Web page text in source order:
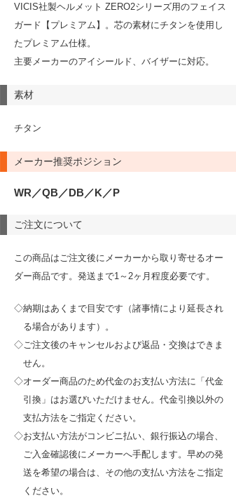
VICIS社製ヘルメット ZERO2シリーズ用のフェイス
ガード【プレミアム】。芯の素材にチタンを使用し
たプレミアム仕様。
主要メーカーのアイシールド、バイザーに対応。
素材
チタン
メーカー推奨ポジション
WR／QB／DB／K／P
ご注文について
この商品はご注文後にメーカーから取り寄せるオー
ダー商品です。発送まで1～2ヶ月程度必要です。
◇納期はあくまで目安です（諸事情により延長され
る場合があります）。
◇ご注文後のキャンセルおよび返品・交換はできま
せん。
◇オーダー商品のため代金のお支払い方法に「代金
引換」はお選びいただけません。代金引換以外の
支払方法をご指定ください。
◇お支払い方法がコンビニ払い、銀行振込の場合、
ご入金確認後にメーカーへ手配します。早めの発
送を希望の場合は、その他の支払い方法をご指定
ください。